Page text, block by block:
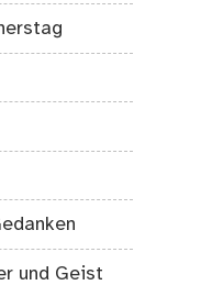
und Geist